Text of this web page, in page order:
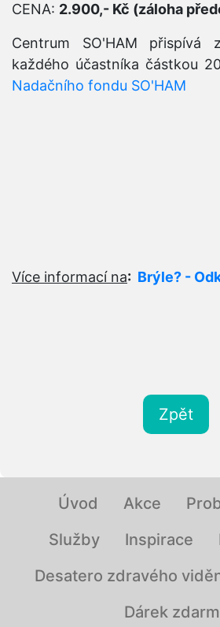
CENA: 2.900,- Kč (záloha
Centrum SO'HAM přispívá
každého účastníka částkou
Nadačního fondu SO'HAM
Více informací na: Brýle? -
Zpět
Úvod Akce
Služby
Inspirace
Desatero zdravého
Dárek